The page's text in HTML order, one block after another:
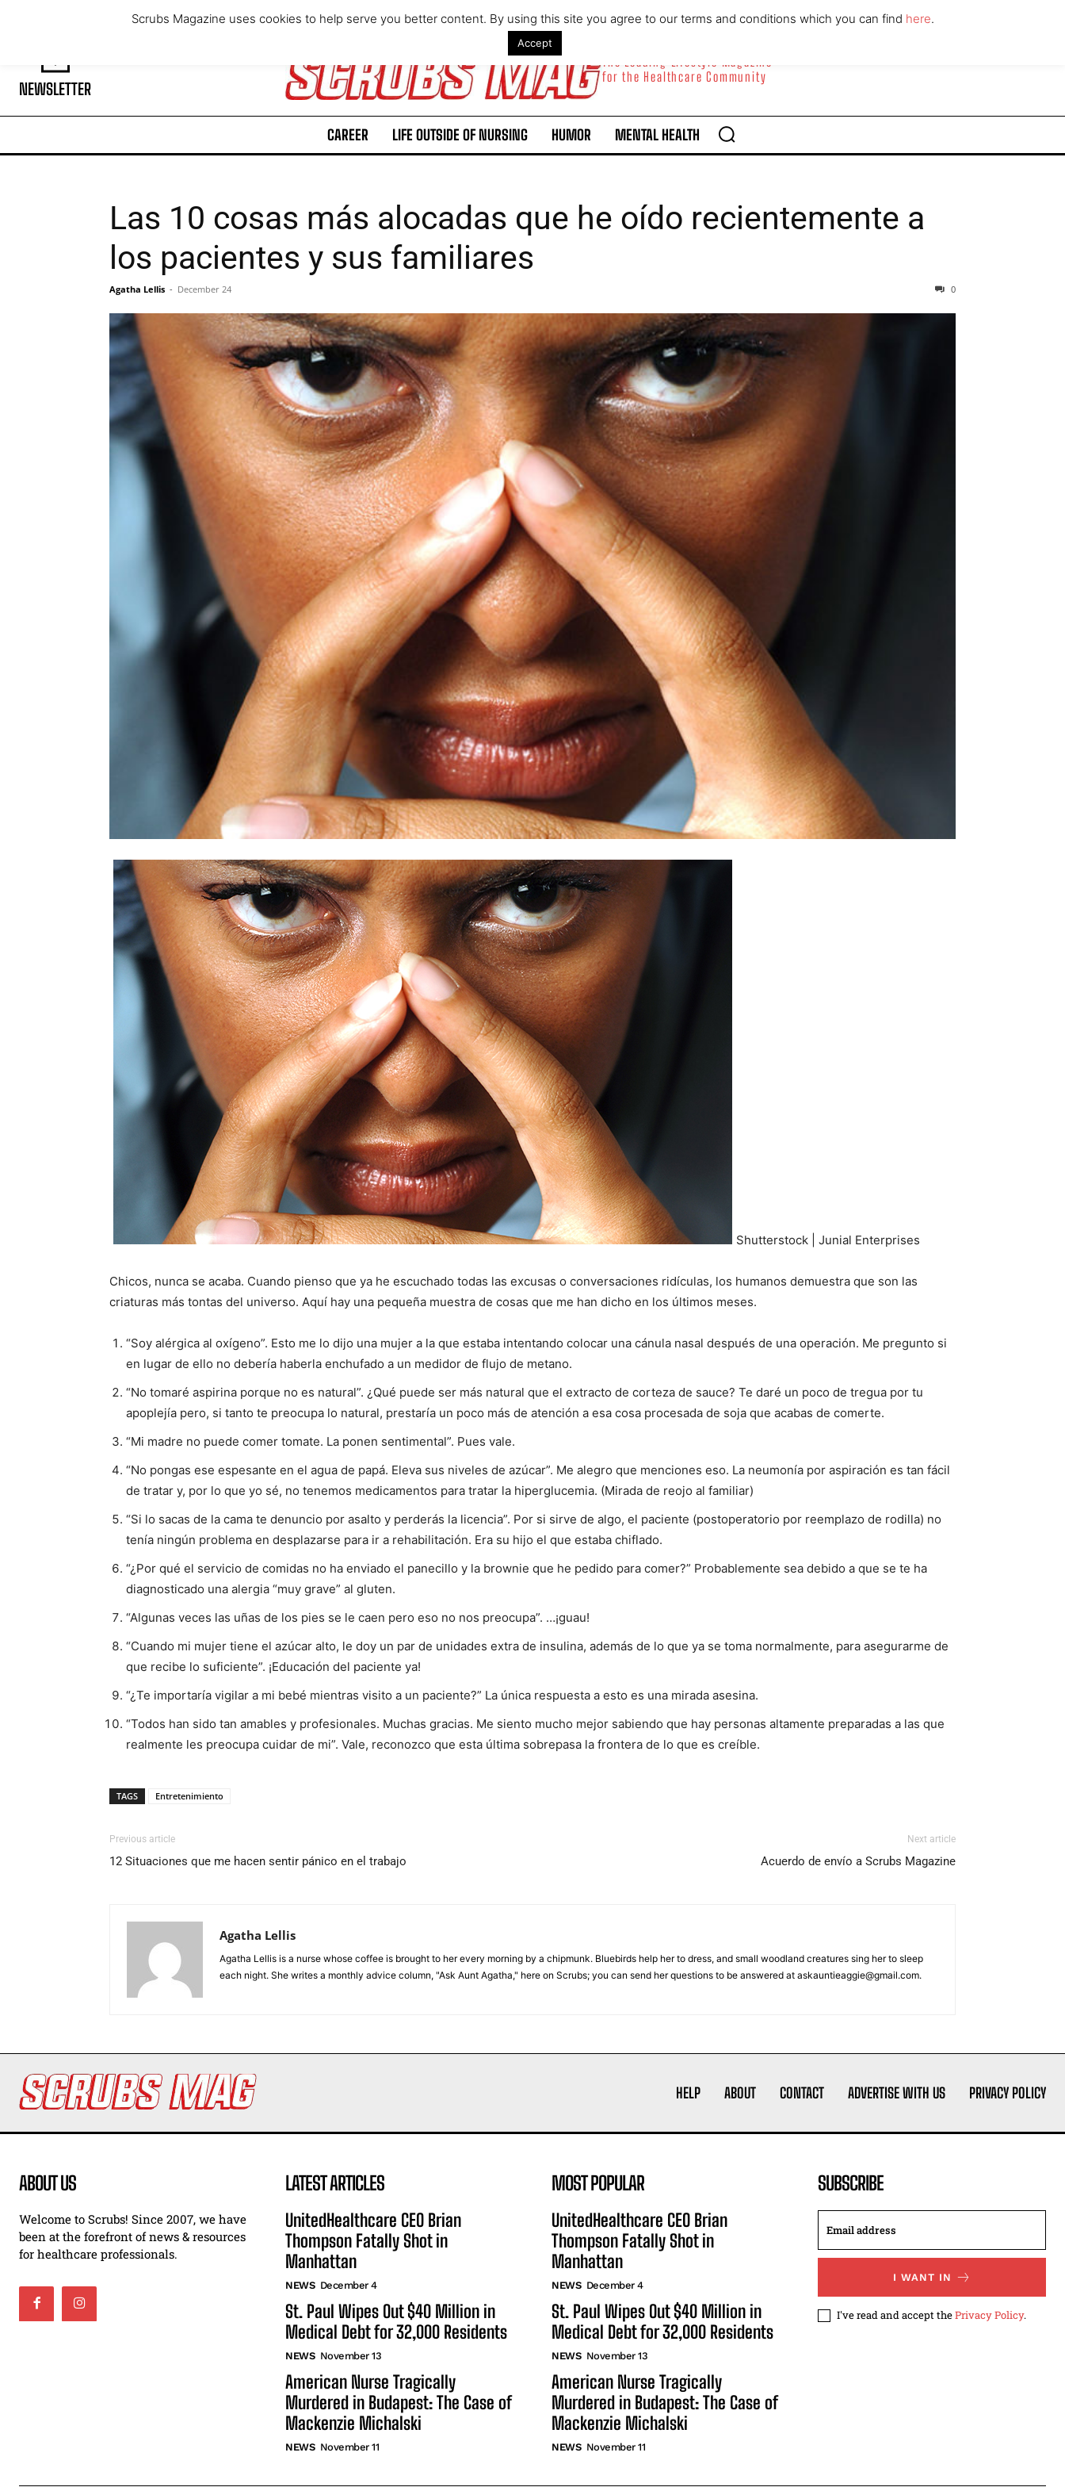
I WANT IN
I've read and accept the Privacy Policy.
NEWSLETTER
The Leading Lifestyle Magazine
for the Healthcare Community
CAREER LIFE OUTSIDE OF NURSING HUMOR MENTAL HEALTH
Las 10 cosas más alocadas que he oído recientemente a
los pacientes y sus familiares
Agatha Lellis - December 24 0
Shutterstock | Junial Enterprises
Chicos, nunca se acaba. Cuando pienso que ya he escuchado todas las excusas o conversaciones ridículas, los humanos demuestra que son las
criaturas más tontas del universo. Aquí hay una pequeña muestra de cosas que me han dicho en los últimos meses.
“Soy alérgica al oxígeno”. Esto me lo dijo una mujer a la que estaba intentando colocar una cánula nasal después de una operación. Me pregunto si
en lugar de ello no debería haberla enchufado a un medidor de flujo de metano.
“No tomaré aspirina porque no es natural”. ¿Qué puede ser más natural que el extracto de corteza de sauce? Te daré un poco de tregua por tu
apoplejía pero, si tanto te preocupa lo natural, prestaría un poco más de atención a esa cosa procesada de soja que acabas de comerte.
“Mi madre no puede comer tomate. La ponen sentimental”. Pues vale.
“No pongas ese espesante en el agua de papá. Eleva sus niveles de azúcar”. Me alegro que menciones eso. La neumonía por aspiración es tan fácil
de tratar y, por lo que yo sé, no tenemos medicamentos para tratar la hiperglucemia. (Mirada de reojo al familiar)
“Si lo sacas de la cama te denuncio por asalto y perderás la licencia”. Por si sirve de algo, el paciente (postoperatorio por reemplazo de rodilla) no
tenía ningún problema en desplazarse para ir a rehabilitación. Era su hijo el que estaba chiflado.
“¿Por qué el servicio de comidas no ha enviado el panecillo y la brownie que he pedido para comer?” Probablemente sea debido a que se te ha
diagnosticado una alergia “muy grave” al gluten.
“Algunas veces las uñas de los pies se le caen pero eso no nos preocupa”. …¡guau!
“Cuando mi mujer tiene el azúcar alto, le doy un par de unidades extra de insulina, además de lo que ya se toma normalmente, para asegurarme de
que recibe lo suficiente”. ¡Educación del paciente ya!
“¿Te importaría vigilar a mi bebé mientras visito a un paciente?” La única respuesta a esto es una mirada asesina.
“Todos han sido tan amables y profesionales. Muchas gracias. Me siento mucho mejor sabiendo que hay personas altamente preparadas a las que
realmente les preocupa cuidar de mi”. Vale, reconozco que esta última sobrepasa la frontera de lo que es creíble.
TAGS Entretenimiento
Previous article
12 Situaciones que me hacen sentir pánico en el trabajo
Next article
Acuerdo de envío a Scrubs Magazine
Agatha Lellis
Agatha Lellis is a nurse whose coffee is brought to her every morning by a chipmunk. Bluebirds help her to dress, and small woodland creatures sing her to sleep
each night. She writes a monthly advice column, "Ask Aunt Agatha," here on Scrubs; you can send her questions to be answered at askauntieaggie@gmail.com.
HELP ABOUT CONTACT ADVERTISE WITH US PRIVACY POLICY
ABOUT US
Welcome to Scrubs! Since 2007, we have
been at the forefront of news & resources
for healthcare professionals.
LATEST ARTICLES
UnitedHealthcare CEO Brian
Thompson Fatally Shot in
Manhattan
NEWS December 4
St. Paul Wipes Out $40 Million in
Medical Debt for 32,000 Residents
NEWS November 13
American Nurse Tragically
Murdered in Budapest: The Case of
Mackenzie Michalski
NEWS November 11
MOST POPULAR
UnitedHealthcare CEO Brian
Thompson Fatally Shot in
Manhattan
NEWS December 4
St. Paul Wipes Out $40 Million in
Medical Debt for 32,000 Residents
NEWS November 13
American Nurse Tragically
Murdered in Budapest: The Case of
Mackenzie Michalski
NEWS November 11
SUBSCRIBE
I WANT IN
I've read and accept thePrivacy Policy.
Scrubs Magazine uses cookies to help serve you better content. By using this site you agree to our terms and conditions which you can find here.
Accept